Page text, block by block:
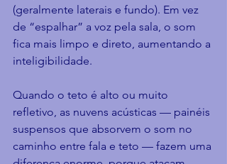
(geralmente laterais e fundo). Em vez
de “espalhar” a voz pela sala, o som
fica mais limpo e direto, aumentando a
inteligibilidade.
Quando o teto é alto ou muito
refletivo, as nuvens acústicas — painéis
suspensos que absorvem o som no
caminho entre fala e teto — fazem uma